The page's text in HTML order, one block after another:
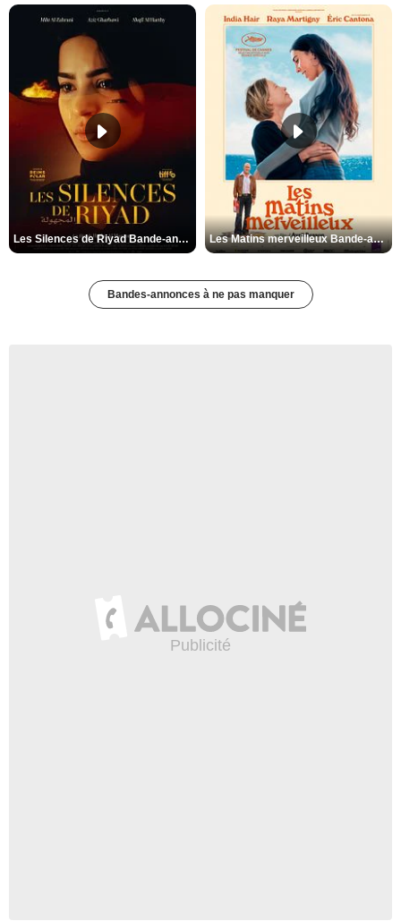
Les Silences de Riyad Bande-annonce VO STFR Les Matins merveilleux Bande-annonce VF
Bandes-annonces à ne pas manquer